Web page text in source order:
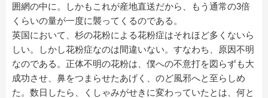
囲網の中に。しかもこれが産地直送だから、もう通常の3倍
くらいの量が一度に襲ってくるのである。
英国において、杉の花粉による花粉症はそれほど多くないら
しい。しかし花粉症なのは間違いない。すなわち、原因不明
なのである。正体不明の花粉は、僕への不意打を図らずも大
成功させ、鼻をつまらせたあげく、のど風邪へと至らしめ
た。数日したら、くしゃみがせきに変わっていたとは、何と